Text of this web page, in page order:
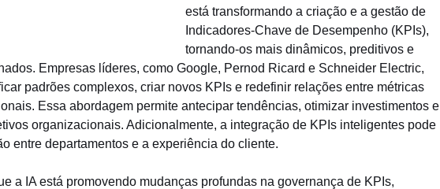
está transformando a criação e a gestão de
Indicadores-Chave de Desempenho (KPIs),
tornando-os mais dinâmicos, preditivos e
Empresas líderes, como Google, Pernod Ricard e Schneider Electric,
padrões complexos, criar novos KPIs e redefinir relações entre métricas
Essa abordagem permite antecipar tendências, otimizar investimentos e
organizacionais. Adicionalmente, a integração de KPIs inteligentes pode
entre departamentos e a experiência do cliente.
a IA está promovendo mudanças profundas na governança de KPIs,